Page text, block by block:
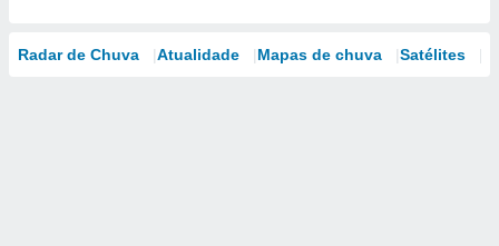
Radar de Chuva Atualidade Mapas de chuva Satélites